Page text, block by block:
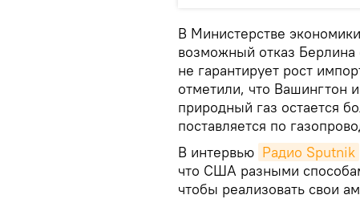
В Министерстве
возможный отказ
не гарантирует рост
отметили, что Вашингтон
природный газ остается
поставляется по
В интервью Радио Sputnik
что США разными
чтобы реализовать свои